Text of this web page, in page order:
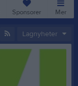
Sponsorer Mer
Lagnyheter